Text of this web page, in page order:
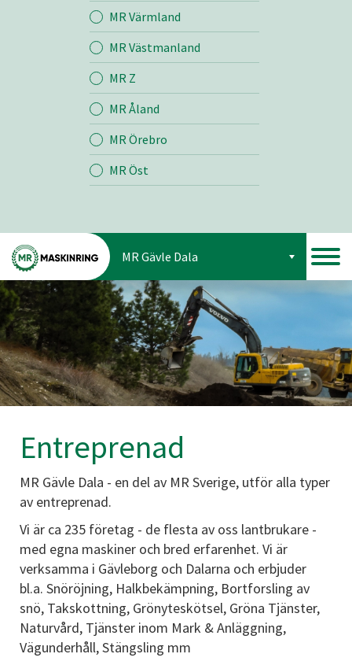
MR Värmland
MR Västmanland
MR Z
MR Åland
MR Örebro
MR Öst
MR Gävle Dala
Entreprenad
MR Gävle Dala - en del av MR Sverige, utför alla typer
av entreprenad.
Vi är ca 235 företag - de flesta av oss lantbrukare -
med egna maskiner och bred erfarenhet. Vi är
verksamma i Gävleborg och Dalarna och erbjuder
bl.a. Snöröjning, Halkbekämpning, Bortforsling av
snö, Takskottning, Grönyteskötsel, Gröna Tjänster,
Naturvård, Tjänster inom Mark & Anläggning,
Vägunderhåll, Stängsling mm